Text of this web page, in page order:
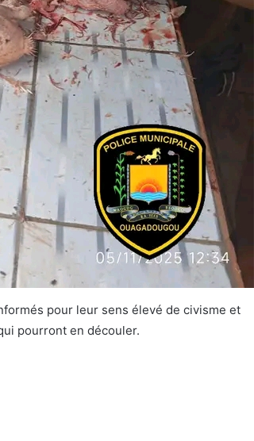
pour leur sens élevé de civisme et
pourront en découler.